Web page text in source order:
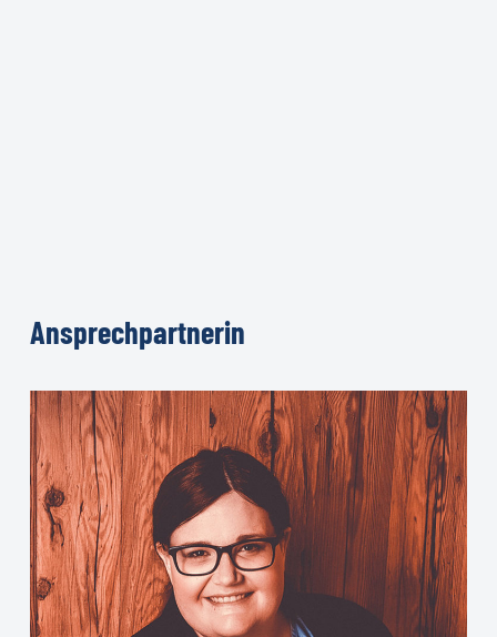
Ansprechpartnerin